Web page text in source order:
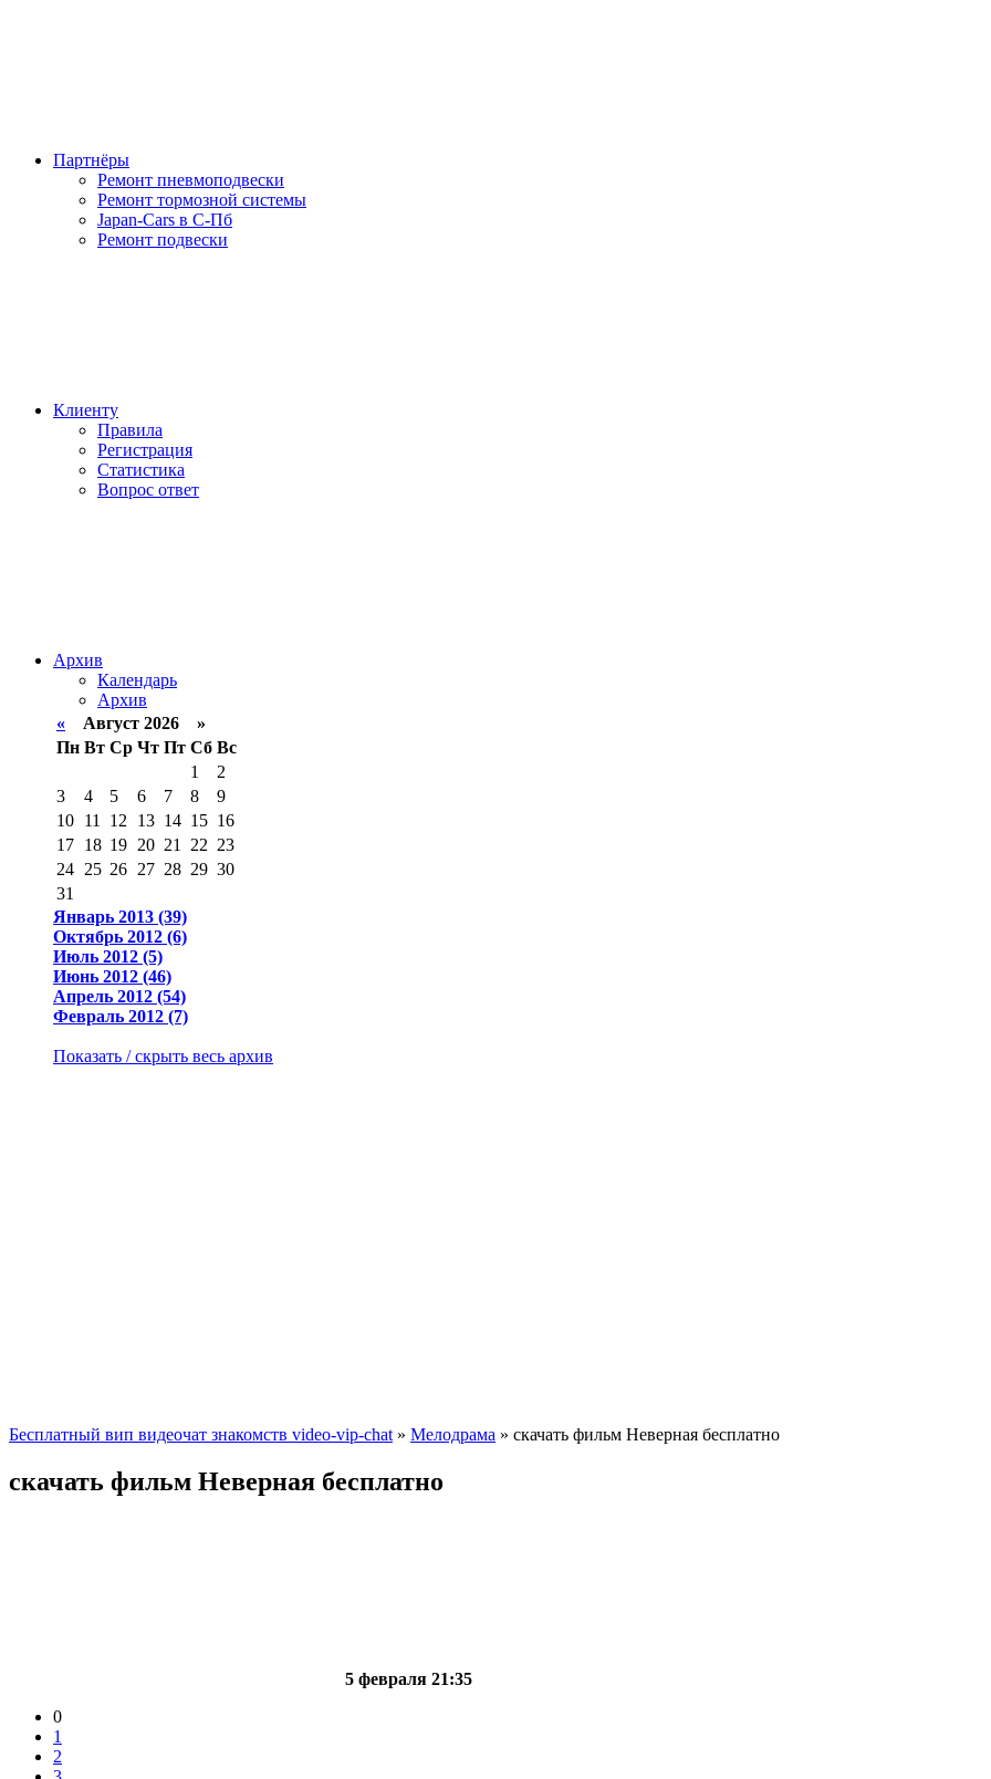
Партнёры
Ремонт пневмоподвески
Ремонт тормозной системы
Japan-Cars в С-Пб
Ремонт подвески
Клиенту
Правила
Регистрация
Статистика
Вопрос ответ
Архив
Календарь
Архив
« Август 2026 »
Пн Вт Ср Чт Пт Сб Вс
1
2
3
4 5 6 7 8
9
10 11 12 13 14 15 16
17 18 19 20 21 22 23
24 25 26 27 28 29 30
31
Январь 2013 (39)
Октябрь 2012 (6)
Июль 2012 (5)
Июнь 2012 (46)
Апрель 2012 (54)
Февраль 2012 (7)
Показать / скрыть весь архив
Бесплатный вип видеочат знакомств video-vip-chat » Мелодрама » скачать фильм Неверная бесплатно
скачать фильм Неверная бесплатно
5 февраля 21:35
0
1
2